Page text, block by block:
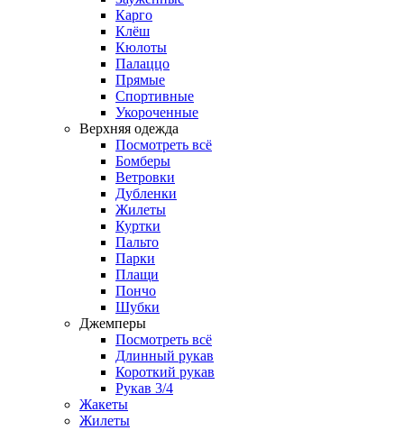
Карго
Клёш
Кюлоты
Палаццо
Прямые
Спортивные
Укороченные
Верхняя одежда
Посмотреть всё
Бомберы
Ветровки
Дубленки
Жилеты
Куртки
Пальто
Парки
Плащи
Пончо
Шубки
Джемперы
Посмотреть всё
Длинный рукав
Короткий рукав
Рукав 3/4
Жакеты
Жилеты